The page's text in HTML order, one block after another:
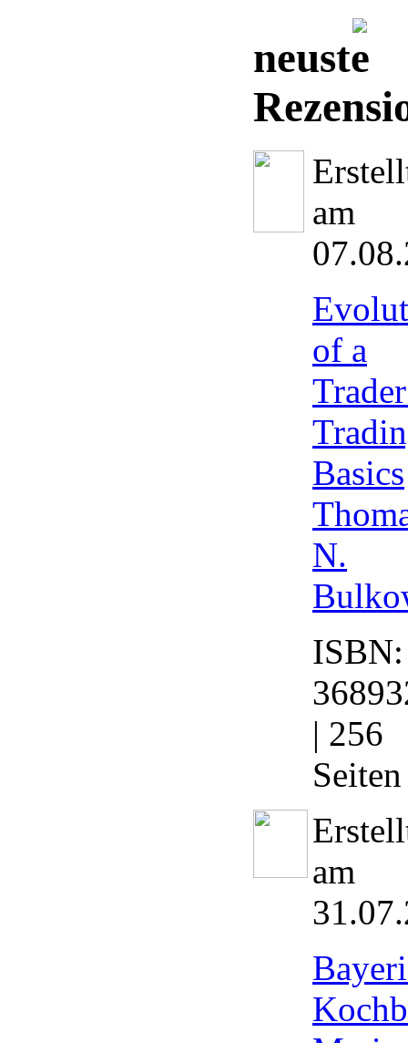
neuste
am
of a
Basics
N.
ISBN:
| 256
Seiten
am